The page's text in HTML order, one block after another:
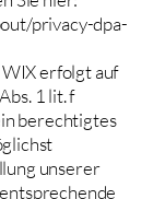
privacy-dpa-
erfolgt auf
1 lit. f
berechtigtes
unserer